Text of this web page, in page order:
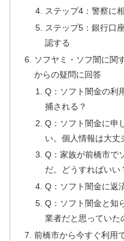
ステップ4：警察に
ステップ5：銀行口
認する
ソフヤミ・ソフ闇に関
からの疑問に回答
Q：ソフト闇金の利
捕される？
Q：ソフト闇金に申
い。個人情報は大丈
Q：家族が前橋市で
だ。どうすればいい
Q：ソフト闇金に返
Q：ソフト闇金と知
業者だと思っていた
前橋市から今すぐ利用